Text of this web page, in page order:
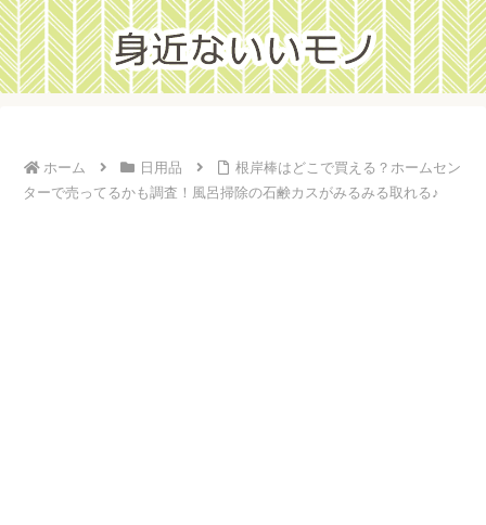
ホーム 日用品
根岸棒はどこで買える？ホームセン
ターで売ってるかも調査！風呂掃除の石鹸カスがみるみる取れる♪